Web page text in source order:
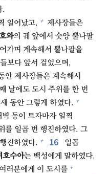
.
일어났고, + 제사장들은
와의 궤 앞에서 숫양 뿔나팔
가며 계속해서 뿔나팔을
보다 앞서 걸었으며,
안 제사장들은 계속해서
날에도 도시 주위를 한 번
동안 그렇게 하였다. +
동이 트자마자 일찍
를 일곱 번 행진하였다. 그
진하였다. + 16⁠
일곱
호수아는 백성에게 말하였다.
러분에게 이 도시를 +